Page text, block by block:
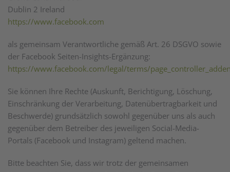
Dublin 2 Ireland
https://www.facebook.com
als gemeinsam Verantwortliche gemäß Art. 26 DSGVO sowie
der Facebook Seiten-Insights-Ergänzung:
https://www.facebook.com/legal/terms/
Sie können Ihre Rechte (Auskunft, Berichtigung, Löschung,
Einschränkung der Verarbeitung, Datenübertragbarkeit und
Beschwerde) grundsätzlich sowohl gegenüber uns als auch
gegenüber dem Betreiber des jeweiligen Social-Media-
Portals (Facebook und Instagram) geltend machen.
Bitte beachten Sie, dass wir trotz der gemeinsamen